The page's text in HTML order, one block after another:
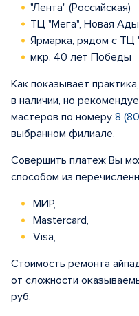
"Лента" (Российская)
ТЦ "Мега", Новая
Ярмарка, рядом с ТЦ
мкр. 40 лет Победы
Как показывает
в наличии, но
мастеров по номеру 8
выбранном филиале.
Совершить платеж Вы
способом из
МИР,
Mastercard,
Visa,
Стоимость ремонта
от сложности
руб.